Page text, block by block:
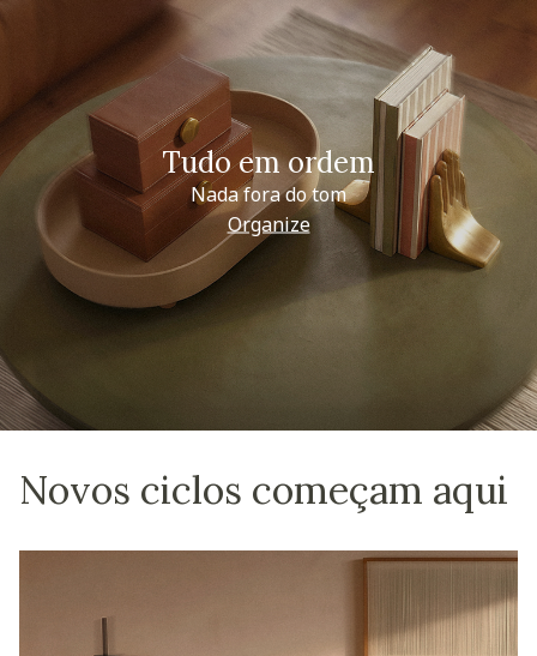
Tudo em ordem
Nada fora do tom
Organize
Novos ciclos começam aqui